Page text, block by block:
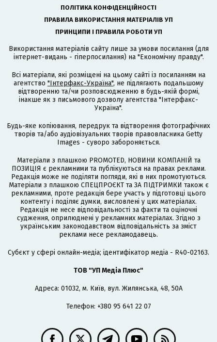
ПОЛІТИКА КОНФІДЕНЦІЙНОСТІ
ПРАВИЛА ВИКОРИСТАННЯ МАТЕРІАЛІВ УП
ПРИНЦИПИ І ПРАВИЛА РОБОТИ УП
Використання матеріалів сайту лише за умови посилання (для
інтернет-видань - гіперпосилання) на "Економічну правду".
Всі матеріали, які розміщені на цьому сайті із посиланням на
агентство "Інтерфакс-Україна", не підлягають подальшому
відтворенню та/чи розповсюдженню в будь-якій формі,
інакше як з письмового дозволу агентства "Інтерфакс-
Україна".
Будь-яке копіювання, передрук та відтворення фотографічних
творів та/або аудіовізуальних творів правовласника Getty
Images - суворо забороняється.
Матеріали з плашкою PROMOTED, НОВИНИ КОМПАНІЙ та
ПОЗИЦІЯ є рекламними та публікуються на правах реклами.
Редакція може не поділяти погляди, які в них промотуються.
Матеріали з плашкою СПЕЦПРОЄКТ та ЗА ПІДТРИМКИ також є
рекламними, проте редакція бере участь у підготовці цього
контенту і поділяє думки, висловлені у цих матеріалах.
Редакція не несе відповідальності за факти та оціночні
судження, оприлюднені у рекламних матеріалах. Згідно з
українським законодавством відповідальність за зміст
реклами несе рекламодавець.
Cубєкт у сфері онлайн-медіа; ідентифікатор медіа - R40-02163.
ТОВ "УП Медіа Плюс"
Адреса: 01032, м. Київ, вул. Жилянська, 48, 50А
Телефон: +380 95 641 22 07